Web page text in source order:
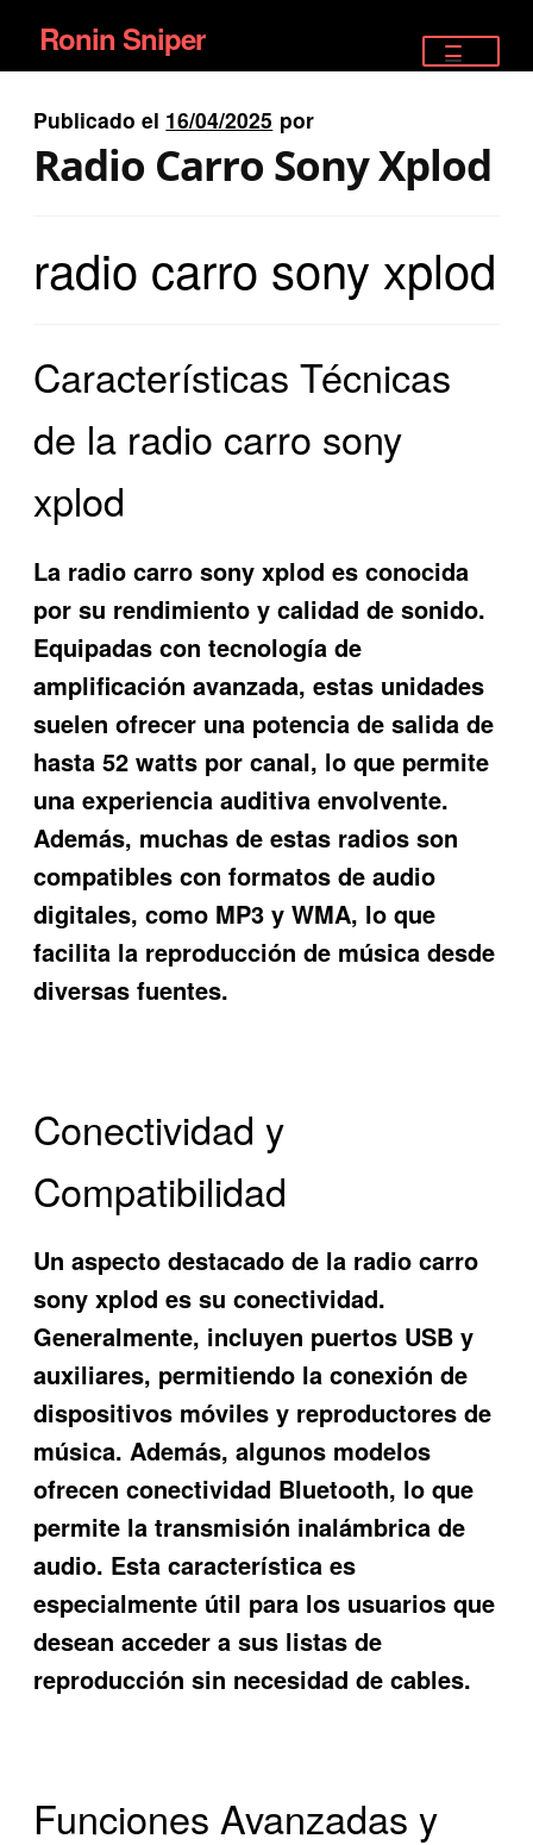
Ir
a
la
navegación
Ir
al
contenido
Ronin Sniper
EQUIPAMIENTO ÉLITE
RIFLES DEPORTIVOS
Publicado el 16/04/2025 por
Radio Carro Sony Xplod
radio carro sony xplod
Características Técnicas
de la radio carro sony
xplod
La radio carro sony xplod es conocida
por su rendimiento y calidad de sonido.
Equipadas con tecnología de
amplificación avanzada, estas unidades
suelen ofrecer una potencia de salida de
hasta 52 watts por canal, lo que permite
una experiencia auditiva envolvente.
Además, muchas de estas radios son
compatibles con formatos de audio
digitales, como MP3 y WMA, lo que
facilita la reproducción de música desde
diversas fuentes.
Conectividad y
Compatibilidad
Un aspecto destacado de la radio carro
sony xplod es su conectividad.
Generalmente, incluyen puertos USB y
auxiliares, permitiendo la conexión de
dispositivos móviles y reproductores de
música. Además, algunos modelos
ofrecen conectividad Bluetooth, lo que
permite la transmisión inalámbrica de
audio. Esta característica es
especialmente útil para los usuarios que
desean acceder a sus listas de
reproducción sin necesidad de cables.
Funciones Avanzadas y